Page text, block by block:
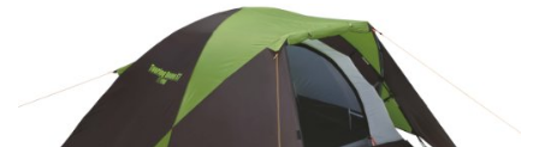
楽天で詳細を見る